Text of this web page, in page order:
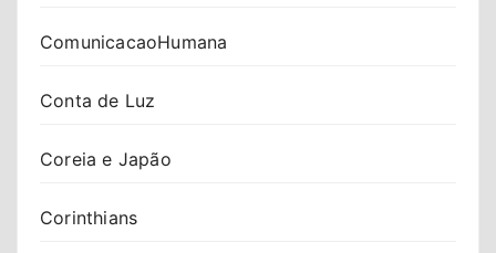
ComunicacaoHumana
Conta de Luz
Coreia e Japão
Corinthians